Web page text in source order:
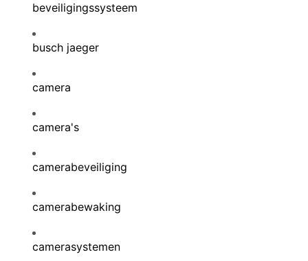
beveiligingssysteem
busch jaeger
camera
camera's
camerabeveiliging
camerabewaking
camerasystemen